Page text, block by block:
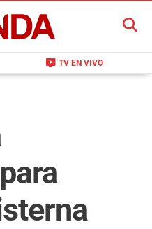
live_tv TV EN VIVO
BUSCAR